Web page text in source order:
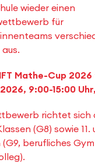
wieder einen
für
Mathe-Cup
9:00-15:00
richtet sich
(G8) sowie 11.
(G9, berufliches